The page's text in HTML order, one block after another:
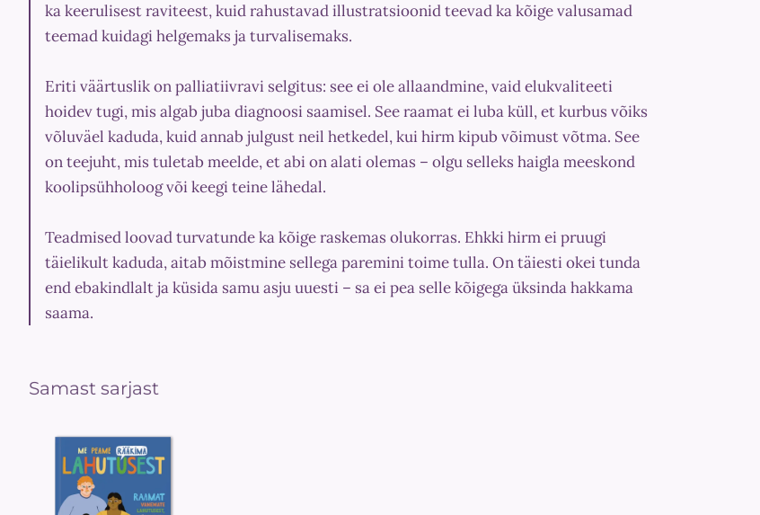
ka keerulisest raviteest, kuid rahustavad illustratsioonid teevad ka kõige valusamad
teemad kuidagi helgemaks ja turvalisemaks.
Eriti väärtuslik on palliatiivravi selgitus: see ei ole allaandmine, vaid elukvaliteeti
hoidev tugi, mis algab juba diagnoosi saamisel. See raamat ei luba küll, et kurbus võiks
võluväel kaduda, kuid annab julgust neil hetkedel, kui hirm kipub võimust võtma. See
on teejuht, mis tuletab meelde, et abi on alati olemas – olgu selleks haigla meeskond
koolipsühholoog või keegi teine lähedal.
Teadmised loovad turvatunde ka kõige raskemas olukorras. Ehkki hirm ei pruugi
täielikult kaduda, aitab mõistmine sellega paremini toime tulla. On täiesti okei tunda
end ebakindlalt ja küsida samu asju uuesti – sa ei pea selle kõigega üksinda hakkama
saama.
Samast sarjast